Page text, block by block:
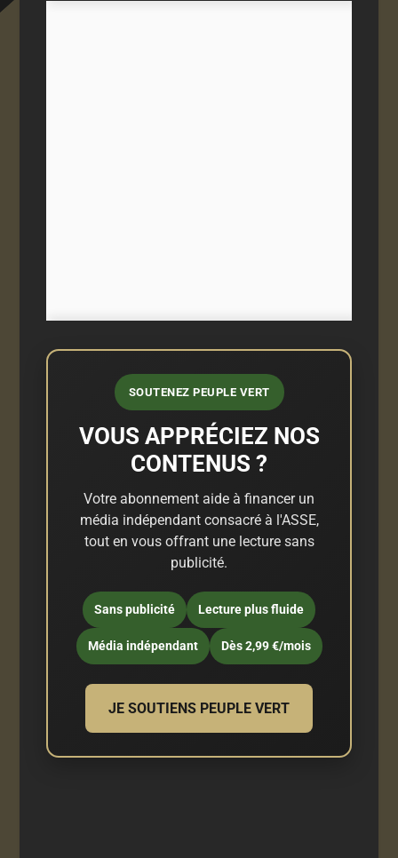
SOUTENEZ PEUPLE VERT
VOUS APPRÉCIEZ NOS
CONTENUS ?
Votre abonnement aide à financer un
média indépendant consacré à l'ASSE,
tout en vous offrant une lecture sans
publicité.
Sans publicité Lecture plus fluide
Média indépendant Dès 2,99 €/mois
JE SOUTIENS PEUPLE VERT